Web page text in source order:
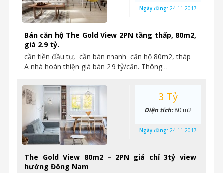
Bán căn hộ The Gold View 2PN tầng thấp, 80m2,
giá 2.9 tỷ.
cần tiền đầu tư, cần bán nhanh căn hộ 80m2, tháp
A nhà hoàn thiện giá bán 2.9 tỷ/căn. Thông…
Ngày đăng: 24-11-2017
The Gold View 80m2 – 2PN giá chỉ 3tỷ view
hướng Đông Nam
3 Tỷ
Diện tích:80 m2
Ngày đăng: 24-11-2017